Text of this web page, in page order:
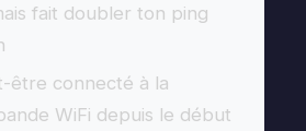
fait doubler ton ping
être connecté à la
WiFi depuis le début